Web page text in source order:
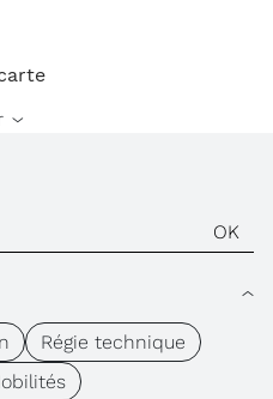
Régie technique